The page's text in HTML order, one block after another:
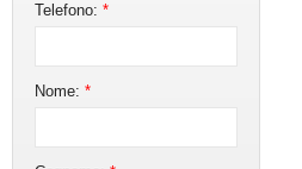
Telefono:*
Nome:*